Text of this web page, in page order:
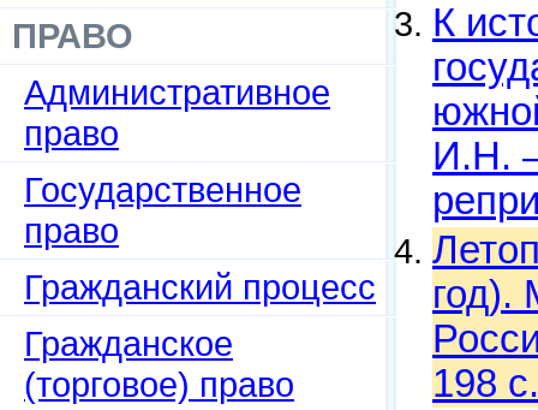
ПРАВО
Административное
право
Государственное
право
Гражданский процесс
Гражданское
(торговое) право
К
И.Н.
год).
198